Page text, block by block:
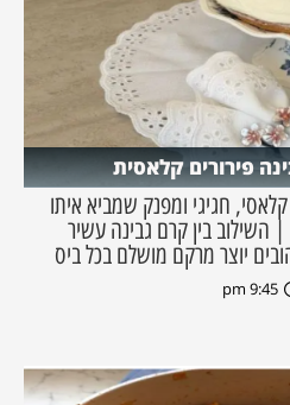
פירורים קלאסית
חגיגי ומפנק שמביא איתו
השילוב בין קרם גבינה עשיר
יוצר מרקם מושלם בכל ביס
9:45 pm